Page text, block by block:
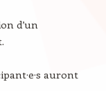
d’un
auront